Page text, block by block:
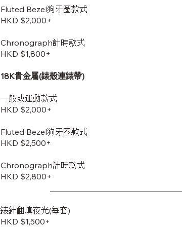
Fluted Bezel狗牙圈款式
HKD $2,000+
Chronograph計時款式
HKD $1,800+
18K貴金屬(錶殼連錶帶)
一般或運動款式
HKD $2,000+
Fluted Bezel狗牙圈款式
HKD $2,500+
Chronograph計時款式
HKD $2,800+
錶針翻填夜光(每套)
HKD $1,500+